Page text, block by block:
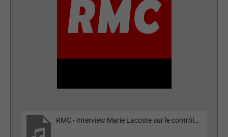
RMC - Interview Marie Lacoste sur le contrôle des chômeurs